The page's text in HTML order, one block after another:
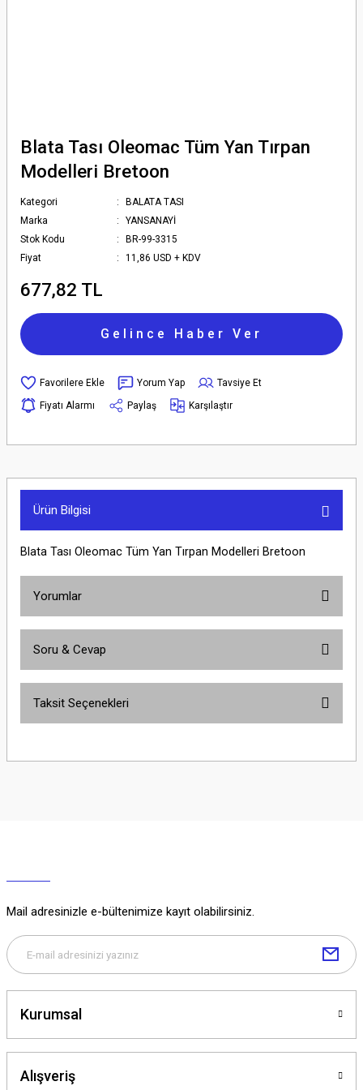
Blata Tası Oleomac Tüm Yan Tırpan
Modelleri Bretoon
Kategori
BALATA TASI
Marka
YANSANAYİ
Stok Kodu
BR-99-3315
Fiyat
11,86 USD + KDV
677,82 TL
Gelince Haber Ver
Yorum Yap
Tavsiye Et
Fiyatı Alarmı
Paylaş Karşılaştır
Ürün Bilgisi
Blata Tası Oleomac Tüm Yan Tırpan Modelleri Bretoon
Yorumlar
Soru & Cevap
Soru Sor
Taksit Seçenekleri
Mail adresinizle e-bültenimize kayıt olabilirsiniz.
Kurumsal
Alışveriş